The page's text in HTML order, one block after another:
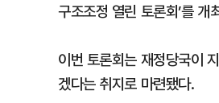
구조조정 열린 토론회’를 개
이번 토론회는 재정당국이
겠다는 취지로 마련됐다.